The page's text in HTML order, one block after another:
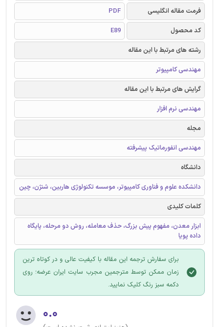
فرمت مقاله انگلیسی
PDF
کد محصول
E89
رشته های مرتبط با این مقاله
مهندسی کامپیوتر
گرایش های مرتبط با این مقاله
مهندسی نرم افزار
مجله
مهندسی انفورماتیک پیشرفته
دانشگاه
دانشکده علوم و فناوری کامپیوتر، موسسه تکنولوژی هاربین، شنژن، چین
کلمات کلیدی
ابزار معدن، مفهوم پیش بزرگ، حذف معامله، روش دو مرحله، پایگاه
داده پویا
برای سفارش ترجمه این مقاله با کیفیت عالی و در کوتاه ترین
زمان ممکن توسط مترجمین مجرب سایت ایران عرضه؛ روی
دکمه سبز رنگ کلیک نمایید.
۰.۰